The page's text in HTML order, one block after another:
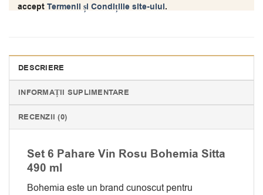
acceptTermenii și Condițiile site-ului.
DESCRIERE
INFORMAȚII SUPLIMENTARE
RECENZII (0)
Set 6 Pahare Vin Rosu Bohemia Sitta
490 ml
Bohemia este un brand cunoscut pentru